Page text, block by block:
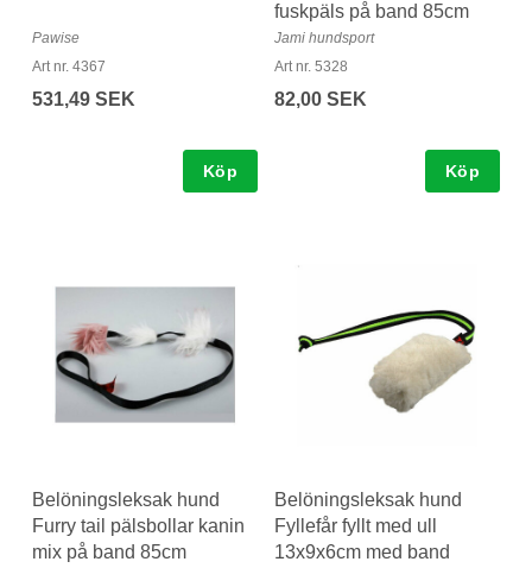
Pawise
Art nr. 4367
531,49 SEK
Köp
fuskpäls på band 85cm
Jami hundsport
Art nr. 5328
82,00 SEK
Köp
Belöningsleksak hund
Furry tail pälsbollar kanin
mix på band 85cm
Belöningsleksak hund
Fyllefår fyllt med ull
13x9x6cm med band